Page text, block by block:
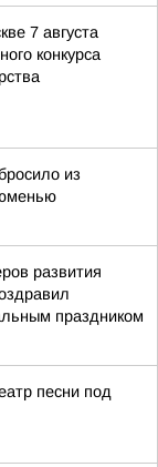
7 августа
конкурса
из
развития
праздником
песни под